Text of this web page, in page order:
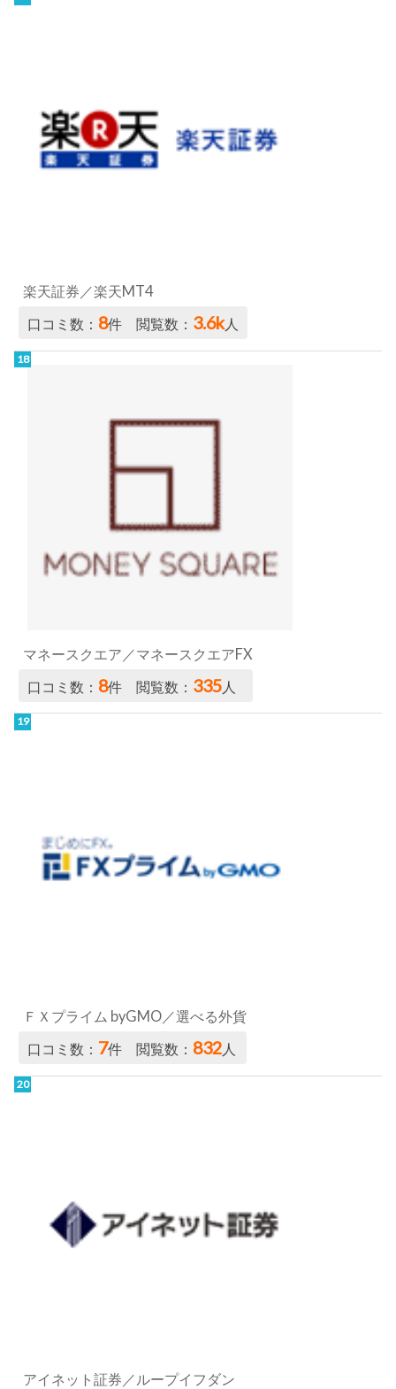
楽天証券／楽天MT4
口コミ数： 8件 閲覧数： 3.6k人
マネースクエア／マネースクエアFX
口コミ数： 8件 閲覧数： 335 人
ＦＸプライム byGMO／選べる外貨
口コミ数： 7件 閲覧数： 832人
アイネット証券／ループイフダン